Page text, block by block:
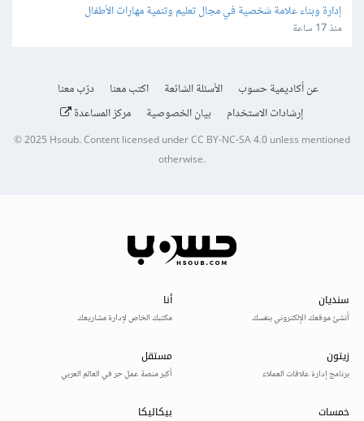
إدارة وبناء علامة شخصية في مجال تعليم وتنمية مهارات الأطفال
منذ 17 ساعة
عن أكاديمية حسوب الأسئلة الشائعة اكتب معنا
درّب معنا
إرشادات الاستخدام
بيان الخصوصية مركز المساعدة
© 2025 Hsoub.Content licensed underCC BY-NC-SA 4.0unless mentioned
otherwise.